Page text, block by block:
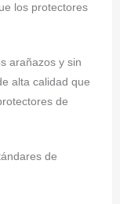
los protectores
arañazos y sin
alta calidad que
de
de